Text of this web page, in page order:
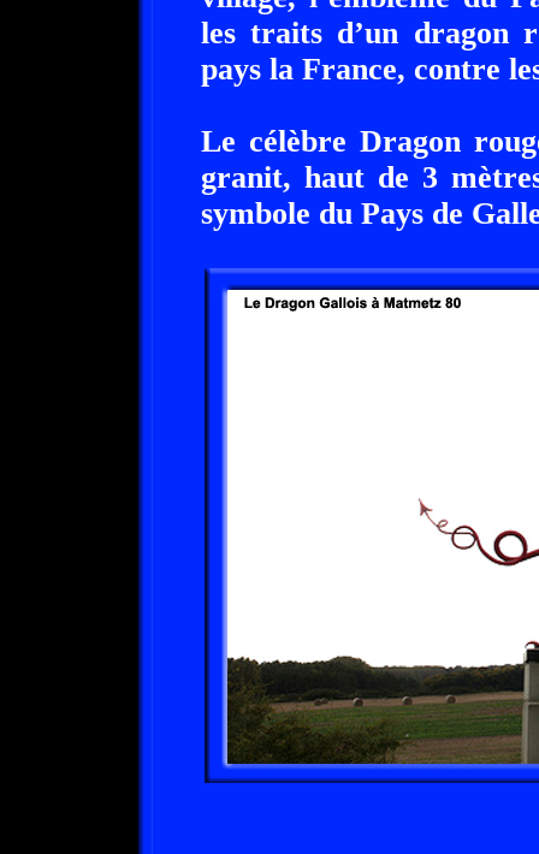
les traits d’un dragon
pays la France, contre
Le célèbre Dragon
granit, haut de 3
symbole du Pays de